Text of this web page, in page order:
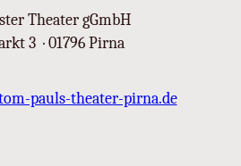
Theater gGmbH
3 · 01796 Pirna
pauls-theater-pirna.de